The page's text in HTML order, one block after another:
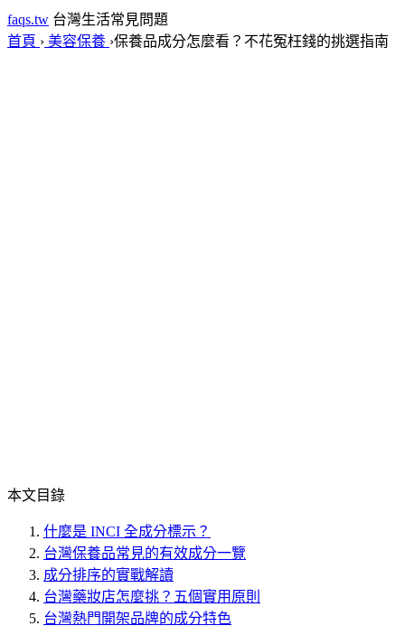
faqs.tw 台灣生活常見問題
首頁 › 美容保養 ›保養品成分怎麼看？不花冤枉錢的挑選指南
本文目錄
什麼是 INCI 全成分標示？
台灣保養品常見的有效成分一覽
成分排序的實戰解讀
台灣藥妝店怎麼挑？五個實用原則
台灣熱門開架品牌的成分特色